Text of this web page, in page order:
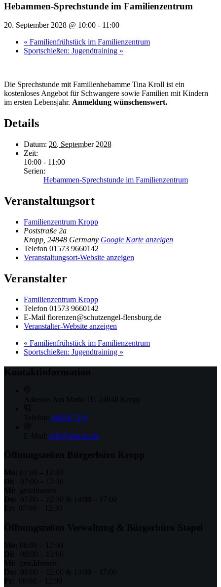
Hebammen-Sprechstunde im Familienzentrum
20. September 2028 @ 10:00 - 11:00
« Familienfrühstück im Familienzentrum
Sportschießen: Jugendtraining »
Die Sprechstunde mit Familienhebamme Tina Kroll ist ein
kostenloses Angebot für Schwangere sowie Familien mit Kindern
im ersten Lebensjahr. Anmeldung wünschenswert.
Details
Datum: 20. September 2028
Zeit:
10:00 - 11:00
Serien:
Hebammen-Sprechstunde im Familienzentrum
Veranstaltungsort
Familienzentrum Kropp
Poststraße 2a
Kropp 24848 Germany Google Karte anzeigen
Telefon 01573 9660142
Veranstaltungsort-Website anzeigen
Veranstalter
Familienzentrum Kropp
Telefon 01573 9660142
E-Mail florenzen@schutzengel-flensburg.de
Veranstalter-Website anzeigen
« Familienfrühstück im Familienzentrum
Sportschießen: Jugendtraining »
Kontaktinformation
Adresse: Am Markt 10, 24848 Kropp
Telefon: 04624 72-0
E-Mail: info@amt-ks.de
Öffnungszeiten Bürgerbüro Kropp
Mo:
07:00 – 12:30
Di:
07:00 – 12:30
Mi:
geschlossen
Do:
07:00 – 12:30 & 14:00 – 17:00
Fr:
07:00 – 12:30
Öffnungszeiten Verwaltung & Bürgerbüro Stapel
Mo: 08:00 – 12:00
Di:
08:00 – 12:00
Mi:
geschlossen
Do:
08:00 – 12:00 & 14:00 – 17:00
Fr:
08:00 – 12:00